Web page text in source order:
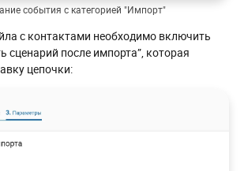
события с категорией "Импорт"
с контактами необходимо включить
сценарий после импорта”, которая
цепочки: